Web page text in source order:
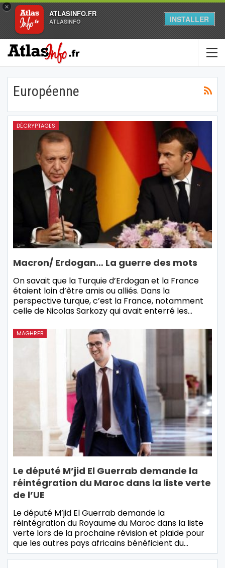
×
ATLASINFO.FR
ATLASINFO INSTALLER
Européenne
DÉCRYPTAGES
Macron/ Erdogan… La guerre des mots
On savait que la Turquie d’Erdogan et la France
étaient loin d’être amis ou alliés. Dans la
perspective turque, c’est la France, notamment
celle de Nicolas Sarkozy qui avait enterré les…
MAGHREB
Le député M’jid El Guerrab demande la
réintégration du Maroc dans la liste verte
de l’UE
Le député M’jid El Guerrab demande la
réintégration du Royaume du Maroc dans la liste
verte lors de la prochaine révision et plaide pour
que les autres pays africains bénéficient du…